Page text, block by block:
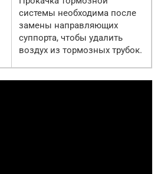
системы необходима после
замены направляющих
суппорта, чтобы удалить
воздух из тормозных трубок.